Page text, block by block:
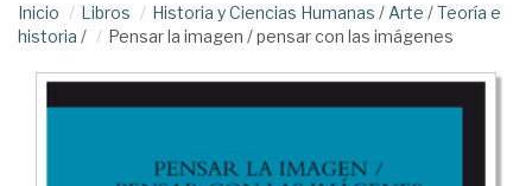
Inicio Libros Historia y Ciencias Humanas / Arte /Teoría e
historia / Pensar la imagen / pensar con las imágenes